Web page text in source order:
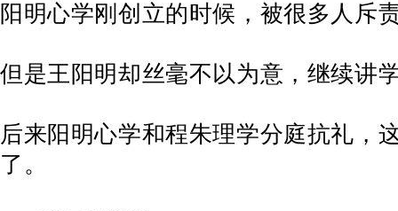
阳明心学刚创立的时候，被很多人斥
但是王阳明却丝毫不以为意，继续讲
后来阳明心学和程朱理学分庭抗礼，
了。